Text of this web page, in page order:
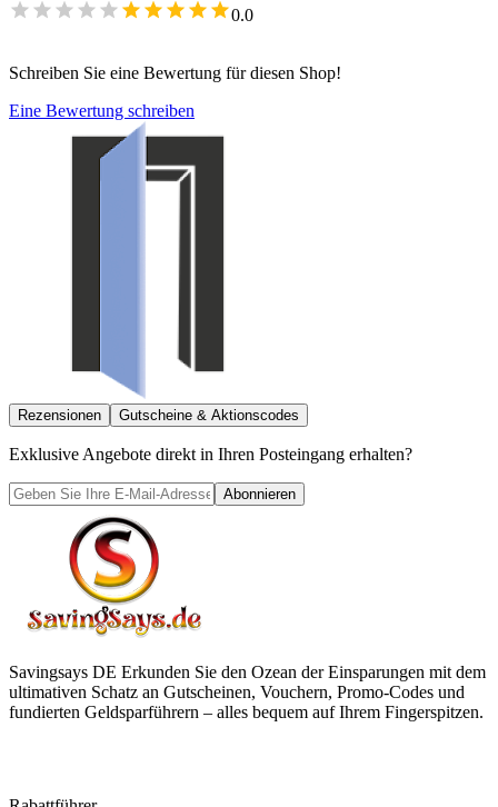
0.0
Schreiben Sie eine Bewertung für diesen Shop!
Eine Bewertung schreiben
Rezensionen Gutscheine & Aktionscodes
Exklusive Angebote direkt in Ihren Posteingang erhalten?
Abonnieren
Savingsays DE Erkunden Sie den Ozean der Einsparungen mit dem
ultimativen Schatz an Gutscheinen, Vouchern, Promo-Codes und
fundierten Geldsparführern – alles bequem auf Ihrem Fingerspitzen.